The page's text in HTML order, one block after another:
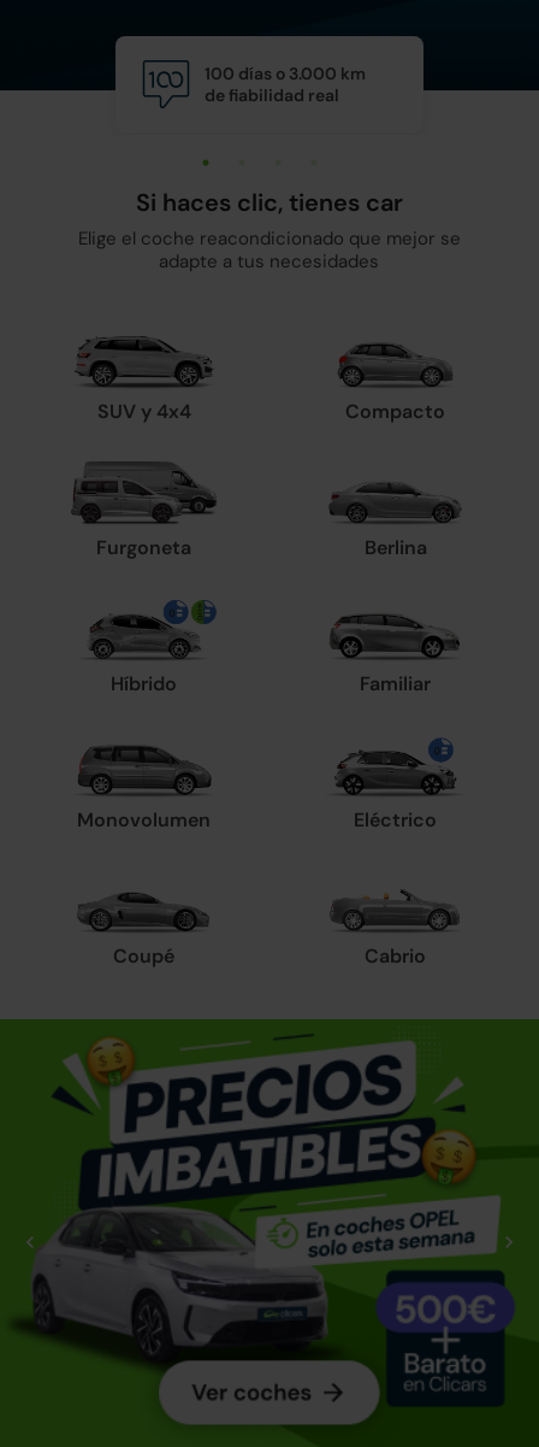
100 días o 3.000 km
de fiabilidad real
y
Si haces clic, tienes car
Elige el coche reacondicionado que mejor se
adapte a tus necesidades
SUV y 4x4 Compacto
Furgoneta Berlina
Híbrido Familiar
Monovolumen Eléctrico
Coupé Cabrio